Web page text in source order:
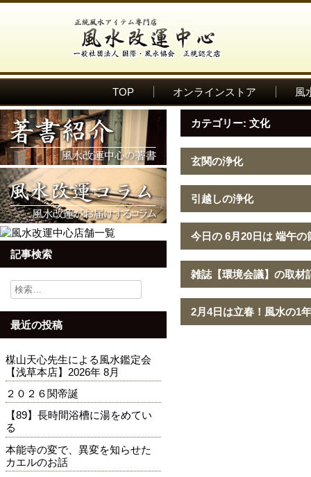
TOP オンラインストア 風
記事検索
検
索:
最近の投稿
楳山天心先生による風水鑑定会
【浅草本店】2026年 8月
２０２６関帝誕
【89】長時間浴槽に湯をめてい
る
本能寺の変で、異変を知らせた
カエルのお話
カテゴリー:文化
玄関の浄化
引越しの浄化
今日の 6月20日は 端午の
雑誌【環境会議】の取材
2月4日は立春！風水の1